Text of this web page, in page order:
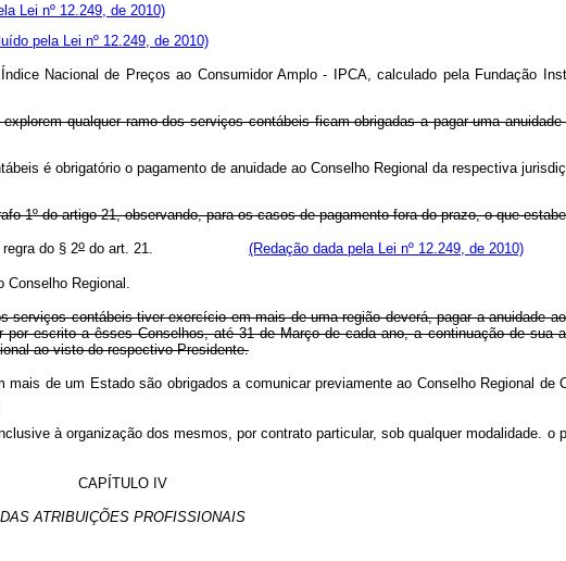
Lei nº 12.249, de 2010)
pela Lei nº 12.249, de 2010)
Nacional de Preços ao Consumidor Amplo - IPCA, calculado pela Fundação
qualquer ramo dos serviços contábeis ficam obrigadas a pagar uma
contábeis é obrigatório o pagamento de anuidade ao Conselho Regional da
1º do artigo 21, observando, para os casos de pagamento fora do prazo, o que
do § 2o do art. 21. (Redação dada pela Lei nº 12.249, de 2010)
Regional.
contábeis tiver exercício em mais de uma região deverá, pagar a anuidade
escrito a êsses Conselhos, até 31 de Março de cada ano, a continuação de sua
ao visto do respectivo Presidente.
de um Estado são obrigados a comunicar previamente ao Conselho Regional de
à organização dos mesmos, por contrato particular, sob qualquer modalidade. o
CAPÍTULO IV
DAS ATRIBUIÇÕES PROFISSIONAIS